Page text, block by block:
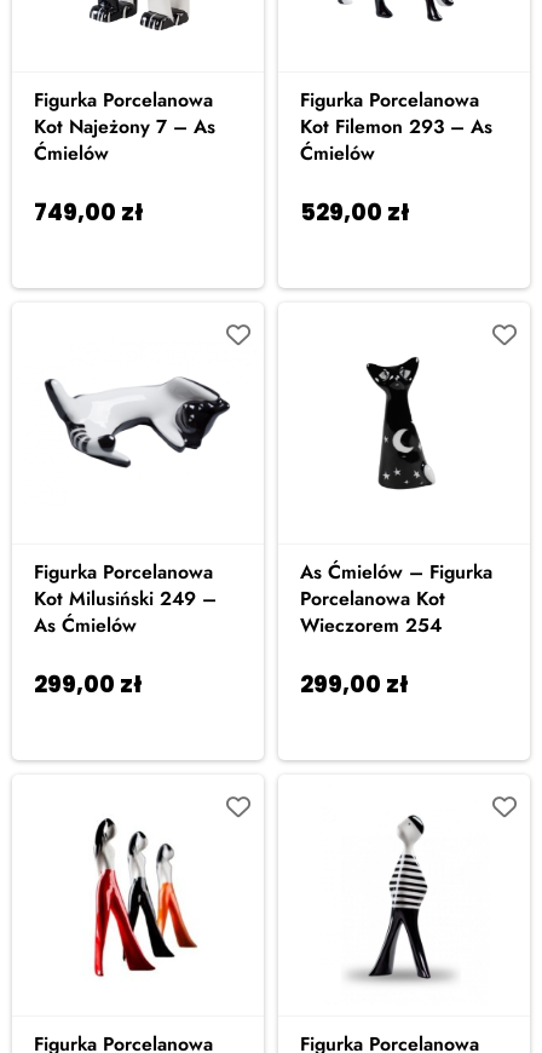
Figurka Porcelanowa
Kot Najeżony 7 – As
Ćmielów
749,00 zł
Figurka Porcelanowa
Kot Filemon 293 – As
Ćmielów
529,00 zł
Figurka Porcelanowa
Kot Milusiński 249 –
As Ćmielów
299,00 zł
As Ćmielów – Figurka
Porcelanowa Kot
Wieczorem 254
299,00 zł
Figurka Porcelanowa Figurka Porcelanowa